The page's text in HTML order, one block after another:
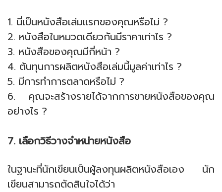
1. นี่เป็นหนังสือเล่มแรกของคุณหรือไม่ ?
2. หนังสือในหมวดเดียวกันมีราคาเท่าไร ?
3. หนังสือของคุณมีกี่หน้า ?
4. ต้นทุนการผลิตหนังสือเล่มนี้มูลค่าเท่าไร ?
5. มีการทำการตลาดหรือไม่ ?
6. คุณจะสร้างรายได้จากการขายหนังสือของคุณ
อย่างไร ?
7. เลือกวิธีวางจำหน่ายหนังสือ
ในฐานะที่นักเขียนเป็นผู้ลงทุนผลิตหนังสือเอง นัก
เขียนสามารถตัดสินใจได้ว่า